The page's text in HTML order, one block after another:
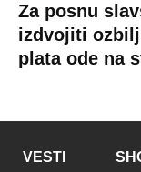
Za posnu
izdvojiti
plata ode na
VESTI